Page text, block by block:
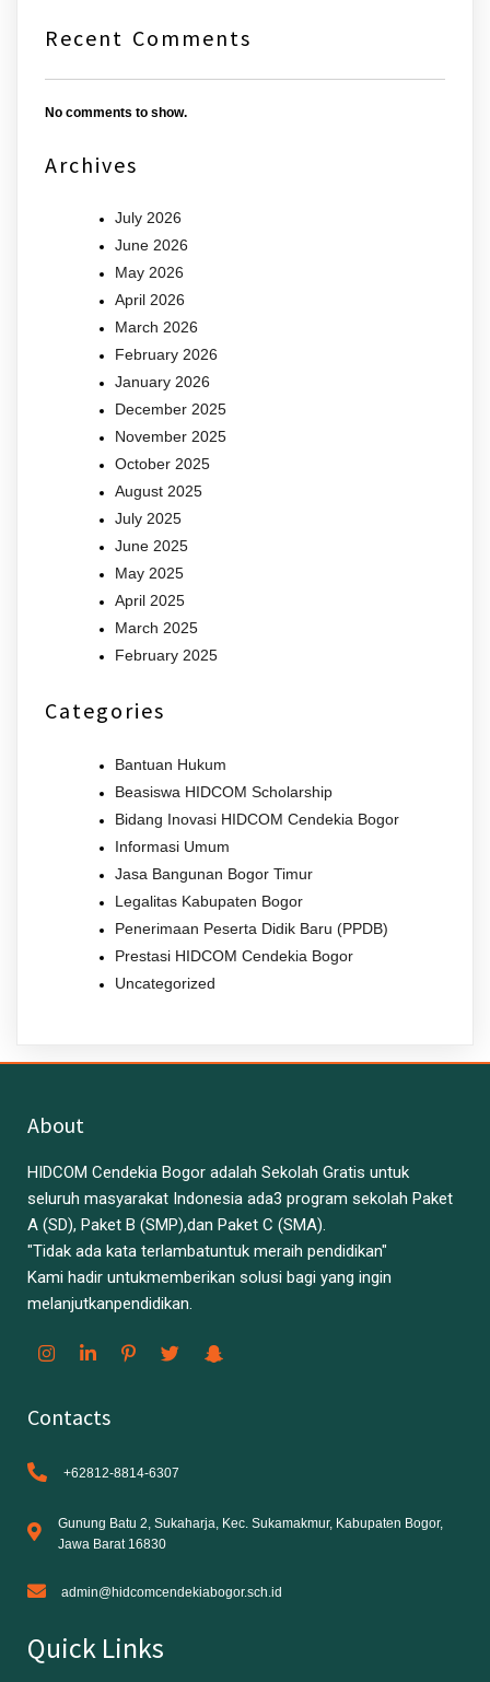
Recent Comments
No comments to show.
Archives
July 2026
June 2026
May 2026
April 2026
March 2026
February 2026
January 2026
December 2025
November 2025
October 2025
August 2025
July 2025
June 2025
May 2025
April 2025
March 2025
February 2025
Categories
Bantuan Hukum
Beasiswa HIDCOM Scholarship
Bidang Inovasi HIDCOM Cendekia Bogor
Informasi Umum
Jasa Bangunan Bogor Timur
Legalitas Kabupaten Bogor
Penerimaan Peserta Didik Baru (PPDB)
Prestasi HIDCOM Cendekia Bogor
Uncategorized
About
HIDCOM Cendekia Bogor adalah Sekolah Gratis untuk
seluruh masyarakat Indonesia ada3 program sekolah Paket
A (SD), Paket B (SMP),dan Paket C (SMA).
"Tidak ada kata terlambatuntuk meraih pendidikan"
Kami hadir untukmemberikan solusi bagi yang ingin
melanjutkanpendidikan.
Contacts
+62812-8814-6307
Gunung Batu 2, Sukaharja, Kec. Sukamakmur, Kabupaten Bogor,
Jawa Barat 16830
admin@hidcomcendekiabogor.sch.id
Quick Links